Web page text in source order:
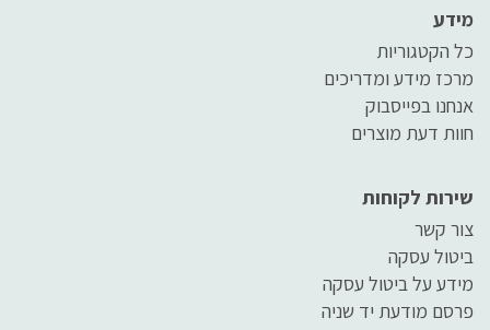
מידע
כל הקטגוריות
מרכז מידע ומדריכים
אנחנו בפייסבוק
חוות דעת מוצרים
שירות לקוחות
צור קשר
ביטול עסקה
מידע על ביטול עסקה
פרסם מודעת יד שניה